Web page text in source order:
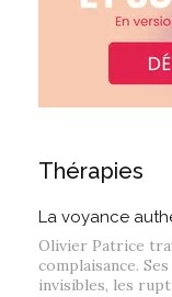
Thérapies
La voyance
Olivier Patrice
complaisance.
invisibles, les